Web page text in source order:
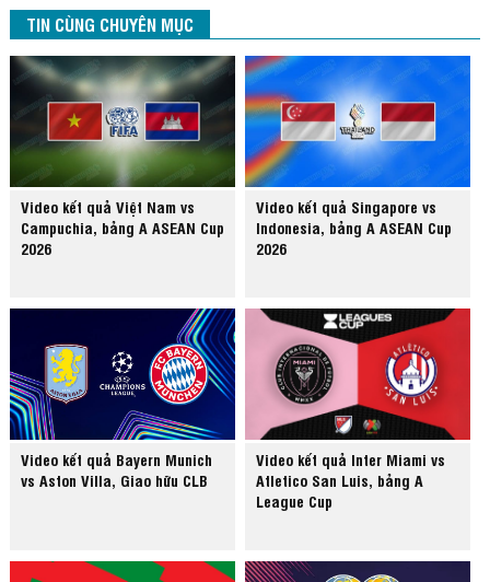
TIN CÙNG CHUYÊN MỤC
Video kết quả Việt Nam vs
Campuchia, bảng A ASEAN Cup
2026
Video kết quả Singapore vs
Indonesia, bảng A ASEAN Cup
2026
Video kết quả Bayern Munich
vs Aston Villa, Giao hữu CLB
Video kết quả Inter Miami vs
Atletico San Luis, bảng A
League Cup